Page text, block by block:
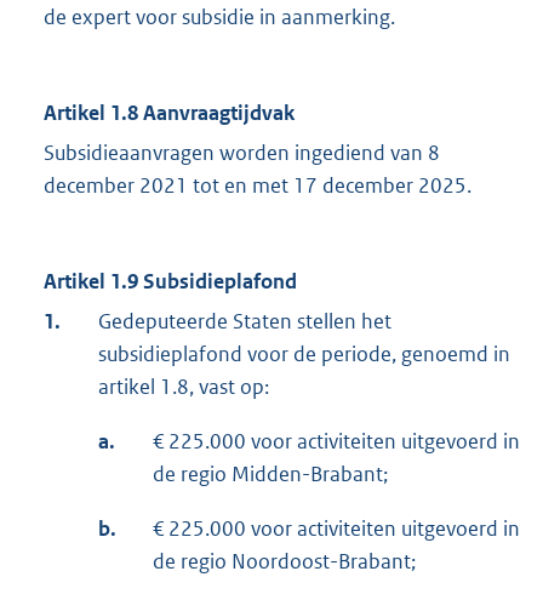
de expert voor subsidie in aanmerking.
Artikel 1.8 Aanvraagtijdvak
Subsidieaanvragen worden ingediend van 8
december 2021 tot en met 17 december 2025.
Artikel 1.9 Subsidieplafond
1.
Gedeputeerde Staten stellen het
subsidieplafond voor de periode, genoemd in
artikel 1.8, vast op:
a.
€ 225.000 voor activiteiten uitgevoerd in
de regio Midden-Brabant;
b.
€ 225.000 voor activiteiten uitgevoerd in
de regio Noordoost-Brabant;